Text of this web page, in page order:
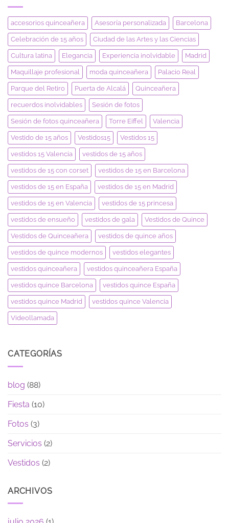
accesorios quinceañera Asesoría personalizada Barcelona
Celebración de 15 años Ciudad de las Artes y las Ciencias
Cultura latina Elegancia Experiencia inolvidable Madrid
Maquillaje profesional moda quinceañera Palacio Real
Parque del Retiro Puerta de Alcalá Quinceañera
recuerdos inolvidables Sesión de fotos
Sesión de fotos quinceañera Torre Eiffel Valencia
Vestido de 15 años Vestidos15 Vestidos 15
vestidos 15 Valencia vestidos de 15 años
vestidos de 15 con corset vestidos de 15 en Barcelona
vestidos de 15 en España vestidos de 15 en Madrid
vestidos de 15 en Valencia vestidos de 15 princesa
vestidos de ensueño vestidos de gala Vestidos de Quince
Vestidos de Quinceañera vestidos de quince años
vestidos de quince modernos vestidos elegantes
vestidos quinceañera vestidos quinceañera España
vestidos quince Barcelona vestidos quince España
vestidos quince Madrid vestidos quince Valencia
Videollamada
CATEGORÍAS
blog (88)
Fiesta (10)
Fotos (3)
Servicios (2)
Vestidos (2)
ARCHIVOS